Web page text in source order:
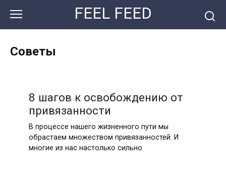
контенту
FEEL FEED
Советы
8 шагов к освобождению от
привязанности
В процессе нашего жизненного пути мы
обрастаем множеством привязанностей. И
многие из нас настолько сильно